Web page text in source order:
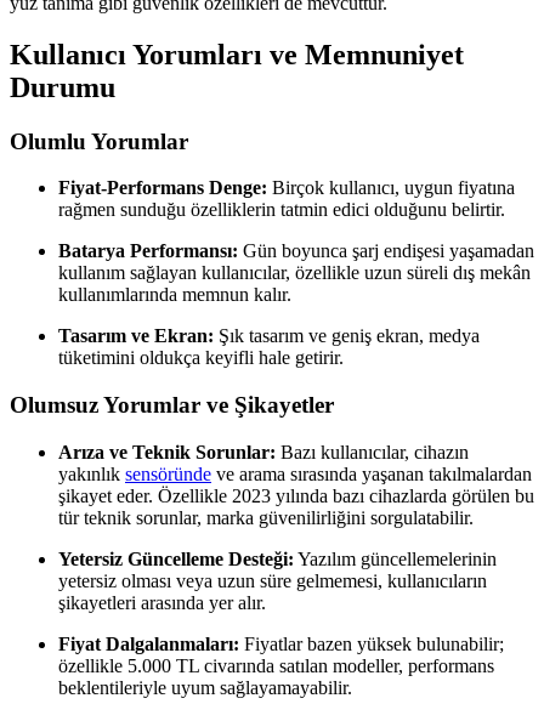
Kullanıcı Yorumları ve Memnuniyet
Durumu
Olumlu Yorumlar
Fiyat-Performans Denge: Birçok kullanıcı, uygun fiyatına
rağmen sunduğu özelliklerin tatmin edici olduğunu belirtir.
Batarya Performansı: Gün boyunca şarj endişesi yaşamadan
kullanım sağlayan kullanıcılar, özellikle uzun süreli dış mekân
kullanımlarında memnun kalır.
Tasarım ve Ekran: Şık tasarım ve geniş ekran, medya
tüketimini oldukça keyifli hale getirir.
Olumsuz Yorumlar ve Şikayetler
Arıza ve Teknik Sorunlar: Bazı kullanıcılar, cihazın
yakınlık sensöründe ve arama sırasında yaşanan takılmalardan
şikayet eder. Özellikle 2023 yılında bazı cihazlarda görülen bu
tür teknik sorunlar, marka güvenilirliğini sorgulatabilir.
Yetersiz Güncelleme Desteği: Yazılım güncellemelerinin
yetersiz olması veya uzun süre gelmemesi, kullanıcıların
şikayetleri arasında yer alır.
Fiyat Dalgalanmaları: Fiyatlar bazen yüksek bulunabilir;
özellikle 5.000 TL civarında satılan modeller, performans
beklentileriyle uyum sağlayamayabilir.